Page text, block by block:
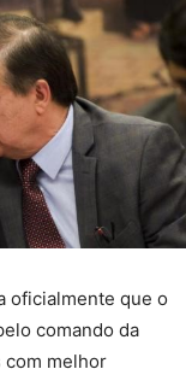
oficialmente que o
comando da
com melhor